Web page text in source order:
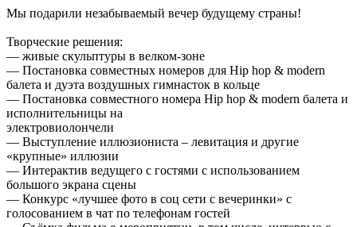
Мы подарили незабываемый вечер будущему страны!
Творческие решения:
— живые скульптуры в велком-зоне
— Постановка совместных номеров для Hip hop & modern
балета и дуэта воздушных гимнасток в кольце
— Постановка совместного номера Hip hop & modern балета и
исполнительницы на
электровиолончели
— Выступление иллюзиониста – левитация и другие
«крупные» иллюзии
— Интерактив ведущего с гостями с использованием
большого экрана сцены
— Конкурс «лучшее фото в соц сети с вечеринки» с
голосованием в чат по телефонам гостей